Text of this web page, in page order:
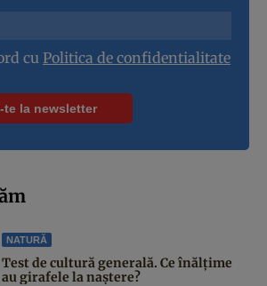
cu Politica de confidentialitate
NATURĂ
Test de cultură generală. Ce înălțime
au girafele la naștere?